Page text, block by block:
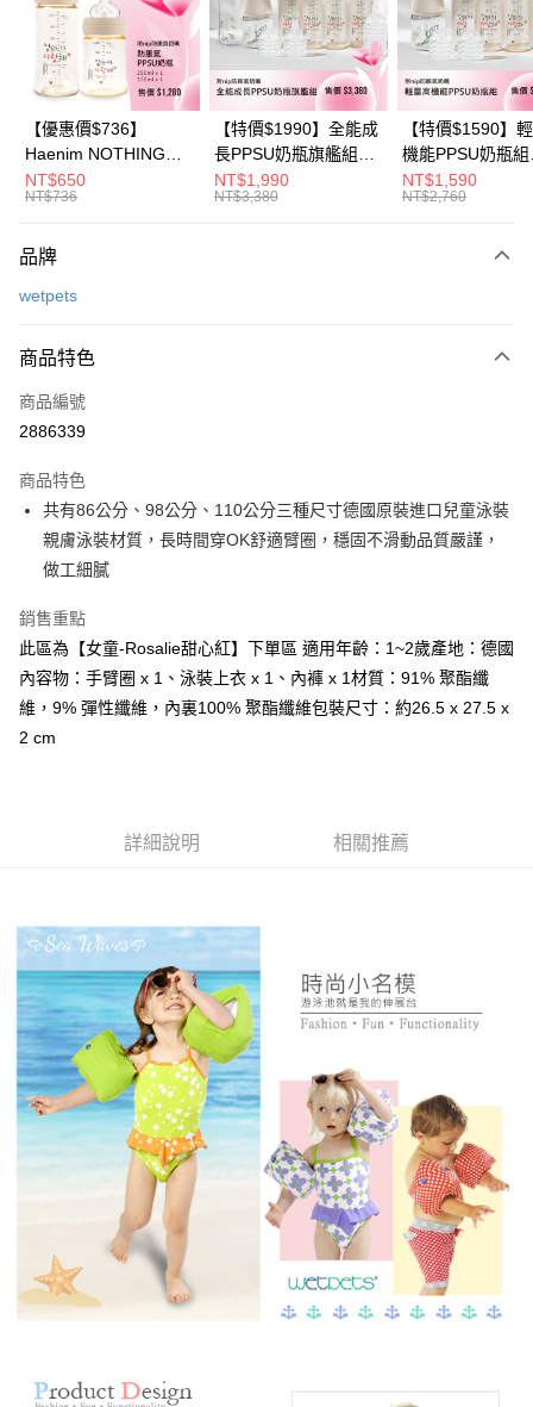
合作金庫商業銀行
第一商業銀行
華南商業銀行
彰化商業銀行
上海商業儲蓄銀行
台北富邦商業銀行
國泰世華商業銀行
兆豐國際商業銀行
臺灣中小企業銀行
台中商業銀行
匯豐（台灣）商業銀行
華泰商業銀行
遠東國際商業銀行
元大商業銀行
台灣樂天信用卡公司
6 期 0 利率 每期NT$430 21家銀行
合作金庫商業銀行
第一商業銀行
華南商業銀行
彰化商業銀行
上海商業儲蓄銀行
台北富邦商業銀行
國泰世華商業銀行
兆豐國際商業銀行
臺灣中小企業銀行
台中商業銀行
匯豐（台灣）商業銀行
華泰商業銀行
聯邦商業銀行
玉山商業銀行
台灣樂天信用卡公司
超商取貨付款
LINE Pay
Apple Pay
悠遊付
相關說明
1.本服務由台灣大哥大提供，台灣大哥大用戶可立即使用無須另外申請。
流程，驗證手機門號後，選擇欲分期的期數、繳款截止日，確認付款後即完
3.實際核准額度、可分期數及費用金額請依後續交易確認頁面所載為準。
消。如遇「轉專審核」未通過狀況，表示未達大哥付你分期系統評分，恕無
法說明評估內容。
【繳款方式說明】
1.分期款項不併入電信帳單，「大哥付你分期」於每月結算日後寄送繳費提
醒簡訊。
帳／街口支付／iPASS MONEY」等通路繳費。
【注意事項】
1.本服務係由「台灣大哥大股份有限公司」（以下簡稱本公司）所提供，讓
用戶於交易時，得透過本服務購買商品或服務，並由商店將買賣／分期付款
買賣價金債權讓與本公司後，依約使用本公司帳單繳交帳款。
2.基於同意付款使用「大哥付你分期」之契約關係目的，商店將以您的個人
AFTEE先享後付
【關於「AFTEE先享後付」】
AFTEE先享後付是「在收到商品之後才付款」的支付方式。 讓您購物簡單
１．簡單：不需註冊會員、不需綁卡、不需儲值。
３．安心：先確認商品／服務後，再付款。
【「AFTEE先享後付」結帳流程】
１．於結帳方式選擇「AFTEE先享後付」後，將跳轉至「AFTEE先享後付」
２．訂單成立數日內，您將收到繳費通知簡訊。
３．收到繳費通知簡訊後14天內，點擊此簡訊中的連結，可透過四大超商／
ATM／網路銀行／等多元方式進行付款，方視為交易完成。
※ 請注意：結帳手續完成當下不需立刻繳費，但若您需要取消訂單，請聯絡
購買商品的店家。未經商家同意取消之訂單仍視為有效，需透過AFTEE先享
２．關於個人資料處理事宜，請瀏覽以下網址：
https://aftee.tw/terms/#terms3
３．未成年的使用者請事先徵得法定代理人或監護人之同意方可使用
「AFTEE先享後付」，若未經同意申辦者引起之損失，本公司不負相關責
任。
４．使用「AFTEE先享後付」時，將依據個別帳號之用戶狀況，依本公司即
時審查核予不同之上限額度；若仍有額度不足之情形，本公司將視審查結果
請求用戶進行身份認證。
５．嚴禁一人註冊多個帳號或使用他人資訊註冊。若發現惡意使用之情形，
恩沛科技股份有限公司將有權停止該用戶之使用額度並採取法律行動。
ATM付款
運送方式
全家取貨付款
每筆NT$60，滿NT$1,000(含以上)免運費
7-11取貨付款
每筆NT$60，滿NT$1,000(含以上)免運費
【優惠價$736】
Haenim NOTHING™
多合一PPSU防脹氣奶
瓶 2入組
NT$650
NT$736
【特價$1990】全能成
長PPSU奶瓶旗艦組
(PPSU奶瓶
250ml*4+玻璃奶瓶
NT$1,990
NT$3,380
【特價$1590】
機能PPSU奶瓶組
(PPSU奶瓶
250ml*4+玻璃奶
NT$1,590
NT$2,760
品牌
wetpets
商品特色
商品編號
2886339
商品特色
共有86公分、98公分、110公分三種尺寸德國原裝進口兒童泳裝
親膚泳裝材質，長時間穿OK舒適臂圈，穩固不滑動品質嚴謹，
做工細膩
銷售重點
此區為【女童-Rosalie甜心紅】下單區 適用年齡：1~2歲產地：德國
內容物：手臂圈 x 1、泳裝上衣 x 1、內褲 x 1材質：91% 聚酯纖
維，9% 彈性纖維，內裏100% 聚酯纖維包裝尺寸：約26.5 x 27.5 x
2 cm
詳細說明 相關推薦